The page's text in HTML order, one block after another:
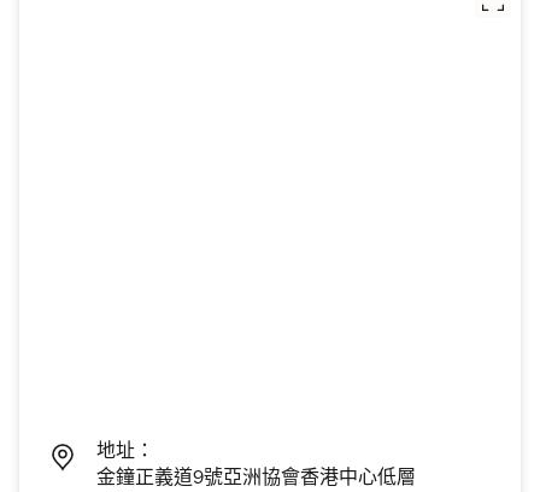
地址：
金鐘正義道9號亞洲協會香港中心低層